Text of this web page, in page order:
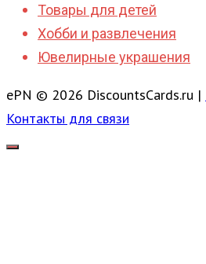
Товары для детей
Хобби и развлечения
Ювелирные украшения
ePN © 2026 DiscountsCards.ru |
Контакты для связи